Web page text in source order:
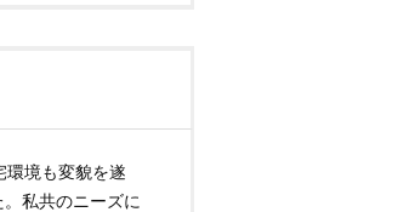
環境も変貌を遂
私共のニーズに